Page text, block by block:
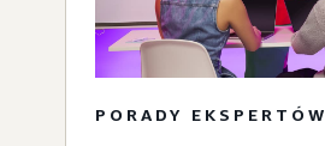
PORADY EKSPERTÓW